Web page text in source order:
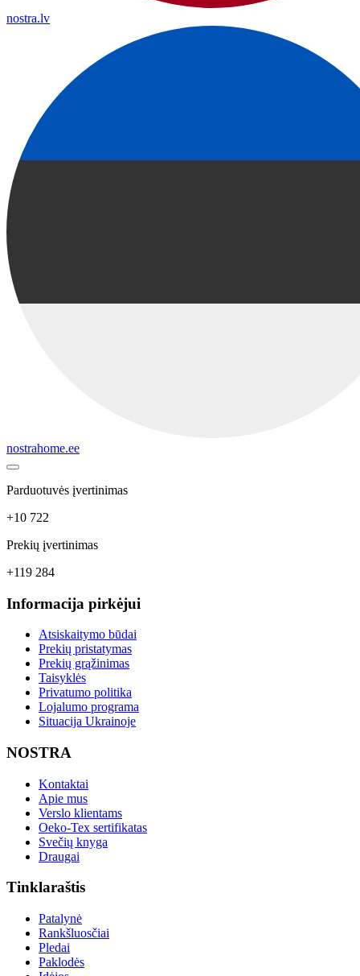
nostra.lv
nostrahome.ee
Parduotuvės įvertinimas
+10 722
Prekių įvertinimas
+119 284
Informacija pirkėjui
Atsiskaitymo būdai
Prekių pristatymas
Prekių grąžinimas
Taisyklės
Privatumo politika
Lojalumo programa
Situacija Ukrainoje
NOSTRA
Kontaktai
Apie mus
Verslo klientams
Oeko-Tex sertifikatas
Svečių knyga
Draugai
Tinklaraštis
Patalynė
Rankšluosčiai
Pledai
Paklodės